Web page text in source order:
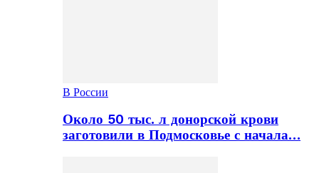
В России
Около 50 тыс. л донорской крови
заготовили в Подмосковье с начала…